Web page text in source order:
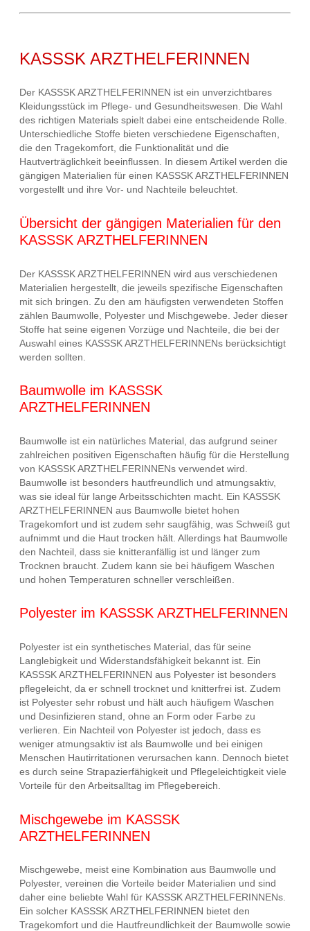
KASSSK ARZTHELFERINNEN
Der KASSSK ARZTHELFERINNEN ist ein unverzichtbares
Kleidungsstück im Pflege- und Gesundheitswesen. Die Wahl
des richtigen Materials spielt dabei eine entscheidende Rolle.
Unterschiedliche Stoffe bieten verschiedene Eigenschaften,
die den Tragekomfort, die Funktionalität und die
Hautverträglichkeit beeinflussen. In diesem Artikel werden die
gängigen Materialien für einen KASSSK ARZTHELFERINNEN
vorgestellt und ihre Vor- und Nachteile beleuchtet.
Übersicht der gängigen Materialien für den
KASSSK ARZTHELFERINNEN
Der KASSSK ARZTHELFERINNEN wird aus verschiedenen
Materialien hergestellt, die jeweils spezifische Eigenschaften
mit sich bringen. Zu den am häufigsten verwendeten Stoffen
zählen Baumwolle, Polyester und Mischgewebe. Jeder dieser
Stoffe hat seine eigenen Vorzüge und Nachteile, die bei der
Auswahl eines KASSSK ARZTHELFERINNENs berücksichtigt
werden sollten.
Baumwolle im KASSSK
ARZTHELFERINNEN
Baumwolle ist ein natürliches Material, das aufgrund seiner
zahlreichen positiven Eigenschaften häufig für die Herstellung
von KASSSK ARZTHELFERINNENs verwendet wird.
Baumwolle ist besonders hautfreundlich und atmungsaktiv,
was sie ideal für lange Arbeitsschichten macht. Ein KASSSK
ARZTHELFERINNEN aus Baumwolle bietet hohen
Tragekomfort und ist zudem sehr saugfähig, was Schweiß gut
aufnimmt und die Haut trocken hält. Allerdings hat Baumwolle
den Nachteil, dass sie knitteranfällig ist und länger zum
Trocknen braucht. Zudem kann sie bei häufigem Waschen
und hohen Temperaturen schneller verschleißen.
Polyester im KASSSK ARZTHELFERINNEN
Polyester ist ein synthetisches Material, das für seine
Langlebigkeit und Widerstandsfähigkeit bekannt ist. Ein
KASSSK ARZTHELFERINNEN aus Polyester ist besonders
pflegeleicht, da er schnell trocknet und knitterfrei ist. Zudem
ist Polyester sehr robust und hält auch häufigem Waschen
und Desinfizieren stand, ohne an Form oder Farbe zu
verlieren. Ein Nachteil von Polyester ist jedoch, dass es
weniger atmungsaktiv ist als Baumwolle und bei einigen
Menschen Hautirritationen verursachen kann. Dennoch bietet
es durch seine Strapazierfähigkeit und Pflegeleichtigkeit viele
Vorteile für den Arbeitsalltag im Pflegebereich.
Mischgewebe im KASSSK
ARZTHELFERINNEN
Mischgewebe, meist eine Kombination aus Baumwolle und
Polyester, vereinen die Vorteile beider Materialien und sind
daher eine beliebte Wahl für KASSSK ARZTHELFERINNENs.
Ein solcher KASSSK ARZTHELFERINNEN bietet den
Tragekomfort und die Hautfreundlichkeit der Baumwolle sowie